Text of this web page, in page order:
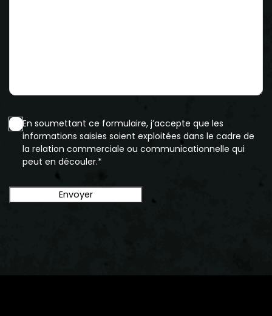
En soumettant ce formulaire, j’accepte que les
informations saisies soient exploitées dans le cadre de
la relation commerciale ou communicationnelle qui
peut en découler.*